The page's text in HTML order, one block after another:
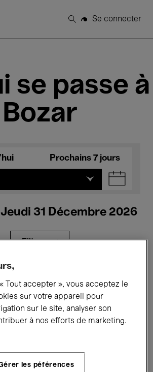
Rechercher
Se connecter
se passe à
Bozar
Prochains 7 jours
31 Décembre 2026
Filtres
Films Performances
Débats Jazz
Tout accepter », vous acceptez le
sur votre appareil pour
sur le site, analyser son
à nos efforts de marketing.
les péférences